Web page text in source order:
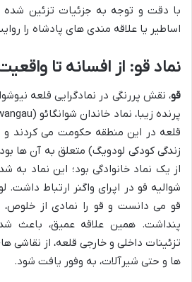
با دقت و توجه به جزئیات تزئین شده
اساطیر یا علاقه مندی های پادشاه را
نماد قو: از افسانه تا
قو، نقش پررنگی در نمادگرایی قلعه
قلعه در این منطقه حکومت می کردند
زندگی کودکی لودویگ) متعلق به آن ها بود.
از یک نماد خانوادگی بود؛ این نماد
شوالیه قو در اپرای واگنر ارتباط داشت.
قو می دانست و قو را نمادی از خلوص،
پنداشت. همین علاقه عمیق، باعث
تزئینات داخلی و خارجی قلعه، از نقاشی
ها و حتی شیرآلات، به وفور یافت شود.